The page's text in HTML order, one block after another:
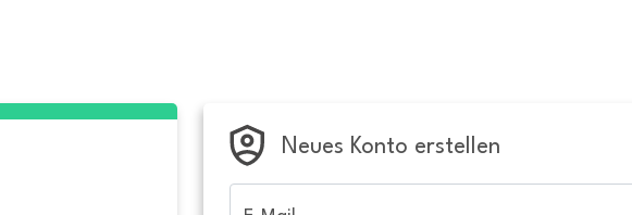
Neues Konto erstellen